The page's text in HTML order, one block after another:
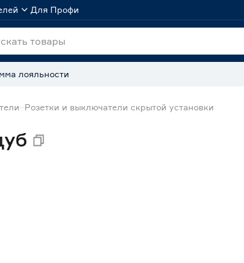
Для Профи
лояльности
Розетки и выключатели скрытой установки